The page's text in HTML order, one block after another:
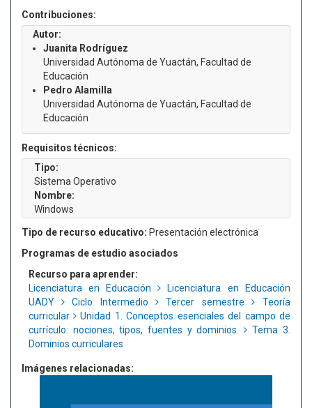
Contribuciones:
Autor:
Juanita Rodríguez
Universidad Autónoma de Yuactán, Facultad de
Educación
Pedro Alamilla
Universidad Autónoma de Yuactán, Facultad de
Educación
Requisitos técnicos:
Tipo:
Sistema Operativo
Nombre:
Windows
Tipo de recurso educativo: Presentación electrónica
Programas de estudio asociados
Recurso para aprender:
Licenciatura en Educación
Licenciatura en Educación
UADY
Ciclo Intermedio Tercer semestre
Teoría
curricular
Unidad 1. Conceptos esenciales del campo de
currículo: nociones, tipos, fuentes y dominios.
Tema 3.
Dominios curriculares
Imágenes relacionadas: